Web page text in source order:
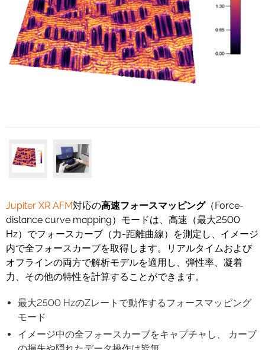
Jupiter XR AFM対応の高速フォースマッピング（Force-
distance curve mapping）モードは、高速（最大2500
Hz）でフォースカーブ（力-距離曲線）を測定し、イメージ
内で全フォースカーブを取得します。リアルタイムおよび
オフラインの両方で解析モデルを適用し、弾性率、凝着
力、その他の特性を計算することができます。
最大2500 HzのZレートで動作するフォースマッピング
モード
イメージ中の全フォースカーブをキャプチャし、 カーブ